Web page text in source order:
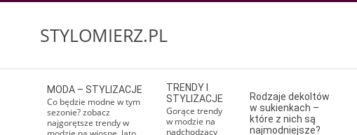
STYLOMIERZ.PL
Navigation
Menu
MODA – STYLIZACJE
Co będzie modne w tym
sezonie? zobacz
najgorętsze trendy w
TRENDY I
STYLIZACJE
Gorące trendy
w modzie na
nadchodzący
Rodzaje dekoltów
w sukienkach –
które z nich są
najmodniejsze?